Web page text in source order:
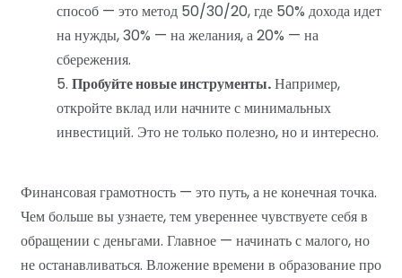
способ — это метод 50/30/20, где 50% дохода идет
на нужды, 30% — на желания, а 20% — на
сбережения.
Пробуйте новые инструменты.Например,
откройте вклад или начните с минимальных
инвестиций. Это не только полезно, но и интересно.
Финансовая грамотность — это путь, а не конечная точка.
Чем больше вы узнаете, тем увереннее чувствуете себя в
обращении с деньгами. Главное — начинать с малого, но
не останавливаться. Вложение времени в образование про